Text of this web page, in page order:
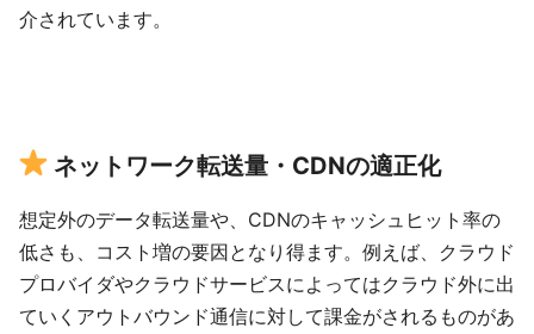
介されています。
ネットワーク転送量・CDNの適正化
想定外のデータ転送量や、CDNのキャッシュヒット率の
低さも、コスト増の要因となり得ます。例えば、クラウド
プロバイダやクラウドサービスによってはクラウド外に出
ていくアウトバウンド通信に対して課金がされるものがあ